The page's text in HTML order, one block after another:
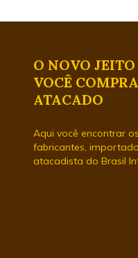
O NOVO JEITO
VOCÊ
ATACADO
Aqui você encontrar
fabricantes,
atacadista do Brasil